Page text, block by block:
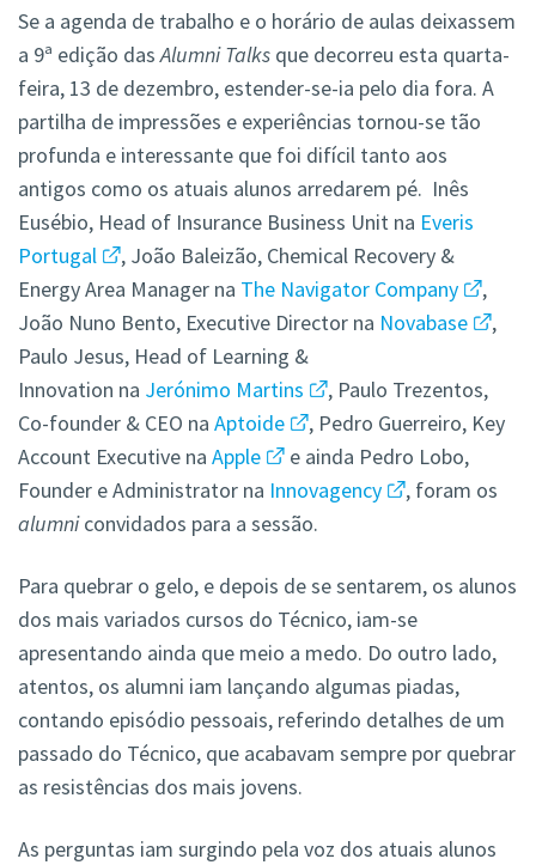
Se a agenda de trabalho e o horário de aulas deixassem
a 9ª edição dasAlumni Talks que decorreu esta quarta-
feira, 13 de dezembro, estender-se-ia pelo dia fora. A
partilha de impressões e experiências tornou-se tão
profunda e interessante que foi difícil tanto aos
antigos como os atuais alunos arredarem pé. Inês
Eusébio, Head of Insurance Business Unit na Everis
Portugal
, João Baleizão, Chemical Recovery &
Energy Area Manager na The Navigator Company
,
João Nuno Bento, Executive Director na Novabase
,
Paulo Jesus, Head of Learning &
Innovation na Jerónimo Martins
, Paulo Trezentos,
Co-founder & CEO na Aptoide
, Pedro Guerreiro, Key
Account Executive na Apple
e ainda Pedro Lobo,
Founder e Administrator na Innovagency
, foram os
alumniconvidados para a sessão.
Para quebrar o gelo, e depois de se sentarem, os alunos
dos mais variados cursos do Técnico, iam-se
apresentando ainda que meio a medo. Do outro lado,
atentos, os alumni iam lançando algumas piadas,
contando episódio pessoais, referindo detalhes de um
passado do Técnico, que acabavam sempre por quebrar
as resistências dos mais jovens.
As perguntas iam surgindo pela voz dos atuais alunos